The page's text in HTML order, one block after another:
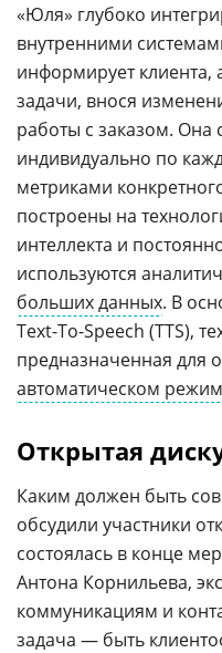
«Юля» глубоко
внутренними
информирует
задачи, внося
работы с заказом. Она
индивидуально по
метриками
построены на
интеллекта и
используются
больших данных. В
Text-To-Speech (TTS),
предназначенная для
автоматическом
Открытая
Каким должен быть
обсудили участники
состоялась в конце
Антона Корнильева,
коммуникациям и
задача — быть